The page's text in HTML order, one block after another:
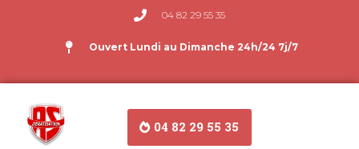
04 82 29 55 35
Ouvert Lundi au Dimanche 24h/24 7j/7
04 82 29 55 35